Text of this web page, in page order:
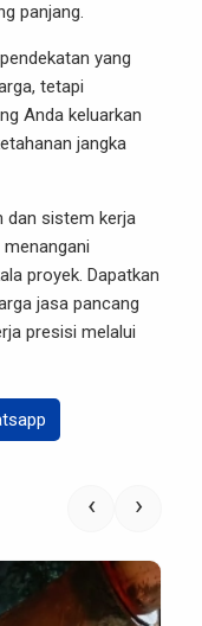
panjang.
yang
tetapi
Anda keluarkan
jangka
dan sistem kerja
proyek. Dapatkan
jasa pancang
presisi melalui
‹ ›